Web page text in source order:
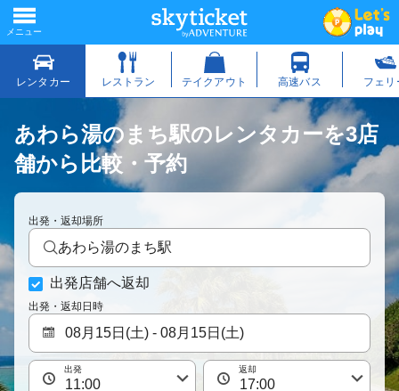
あわら湯のまち駅のレンタカーを3店
舗から比較・予約
出発・返却場所
あわら湯のまち駅
出発店舗へ返却
出発・返却日時
出発 返却